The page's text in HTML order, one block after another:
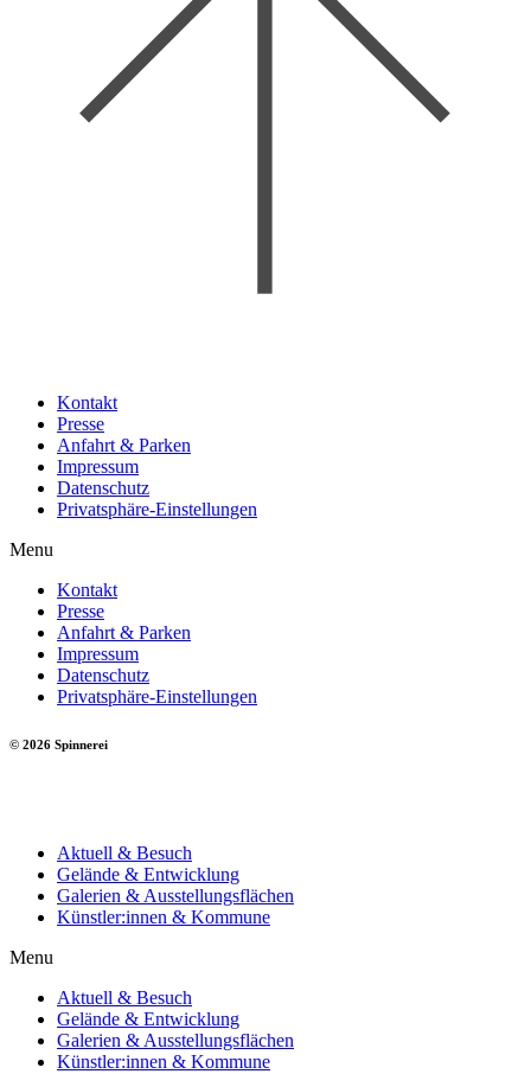
Kontakt
Presse
Anfahrt & Parken
Impressum
Datenschutz
Privatsphäre-Einstellungen
Menu
Kontakt
Presse
Anfahrt & Parken
Impressum
Datenschutz
Privatsphäre-Einstellungen
© 2026 Spinnerei
Aktuell & Besuch
Gelände & Entwicklung
Galerien & Ausstellungsflächen
Künstler:innen & Kommune
Menu
Aktuell & Besuch
Gelände & Entwicklung
Galerien & Ausstellungsflächen
Künstler:innen & Kommune